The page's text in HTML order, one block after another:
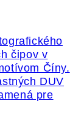
DUV
pre